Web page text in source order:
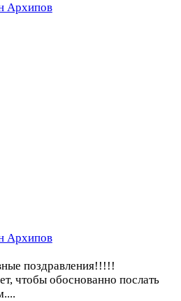
Архипов
Архипов
поздравления!!!!!
чтобы обоснованно послать